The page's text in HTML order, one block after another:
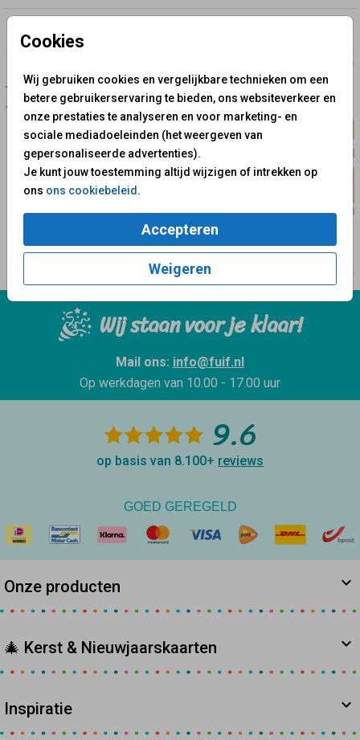
Cookies
Wij gebruiken cookies en vergelijkbare technieken om een
betere gebruikerservaring te bieden, ons websiteverkeer en
onze prestaties te analyseren en voor marketing- en
sociale mediadoeleinden (het weergeven van
gepersonaliseerde advertenties).
Je kunt jouw toestemming altijd wijzigen of intrekken op
ons ons cookiebeleid.
Accepteren
Weigeren
✨ Deze ontwerpen vind je misschien ook leuk
Sluitzegel Sluitzegel
Wij staan voor je klaar!
Mail ons: info@fuif.nl
Op werkdagen van 10.00 - 17.00 uur
9.6
op basis van 8.100+ reviews
GOED GEREGELD
Onze producten
🎄 Kerst & Nieuwjaarskaarten
Inspiratie